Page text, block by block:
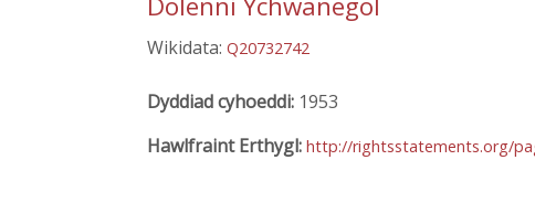
Wikidata: Q20732742
Dyddiad cyhoeddi: 1953
Hawlfraint Erthygl: http://rightsstatements.org/